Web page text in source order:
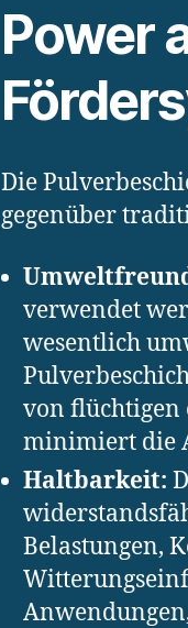
Power
Die
gegenüber
verwendet
wesentlich
von flüchtigen
minimiert die
Haltbarkeit:
Belastungen,